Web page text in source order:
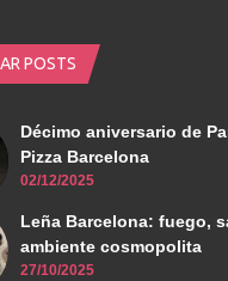
POSTS
Décimo aniversario de
Pizza Barcelona
02/12/2025
Leña Barcelona: fuego,
ambiente cosmopolita
27/10/2025